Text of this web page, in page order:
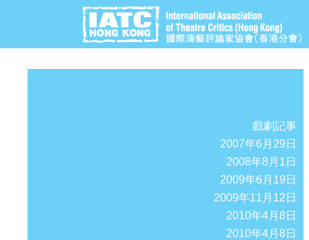
戲劇記事
2007年6月29日
2008年8月1日
2009年6月19日
2009年11月12日
2010年4月8日
2010年4月8日